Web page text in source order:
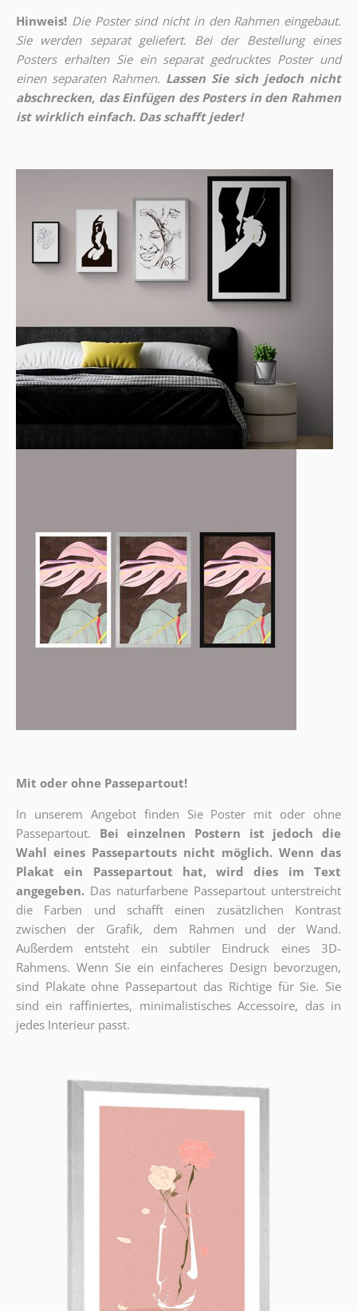
Hinweis! Die Poster sind nicht in den Rahmen eingebaut.
Sie werden separat geliefert. Bei der Bestellung eines
Posters erhalten Sie ein separat gedrucktes Poster und
einen separaten Rahmen. Lassen Sie sich jedoch nicht
abschrecken, das Einfügen des Posters in den Rahmen
ist wirklich einfach. Das schafft jeder!
Mit oder ohne Passepartout!
In unserem Angebot finden Sie Poster mit oder ohne
Passepartout.
Bei einzelnen Postern ist jedoch die
Wahl eines Passepartouts nicht möglich. Wenn das
Plakat ein Passepartout hat, wird dies im Text
angegeben. Das naturfarbene Passepartout unterstreicht
die Farben und schafft einen zusätzlichen Kontrast
zwischen der Grafik, dem Rahmen und der Wand.
Außerdem entsteht ein subtiler Eindruck eines 3D-
Rahmens. Wenn Sie ein einfacheres Design bevorzugen,
sind Plakate ohne Passepartout das Richtige für Sie. Sie
sind ein raffiniertes, minimalistisches Accessoire, das in
jedes Interieur passt.